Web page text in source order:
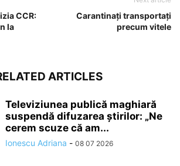
CCR:
la
Carantinați transportați
precum vitele
ARTICLES
Televiziunea publică maghiară
suspendă difuzarea ştirilor: „Ne
cerem scuze că am...
Ionescu Adriana - 08 07 2026